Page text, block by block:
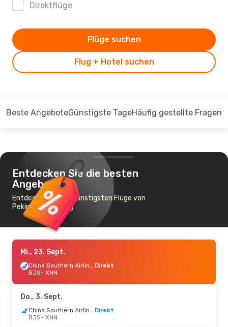
Direktflüge
Flug + Hotel suchen
Flüge suchen
Beste AngeboteGünstigste TageHäufig gestellte Fragen
Entdecken Sie die besten
Angebote
Entdecken Sie die günstigsten Flüge von
Peking nach Xining
Mi., 23. Sept.
China Southern Airlines Direkt
BJS- XNN
Do., 3. Sept.
China Southern Airlines Direkt
BJS- XNN